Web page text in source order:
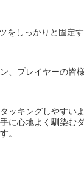
をしっかりと固定
、プレイヤーの皆
ッキングしやすい
に心地よく馴染む
。